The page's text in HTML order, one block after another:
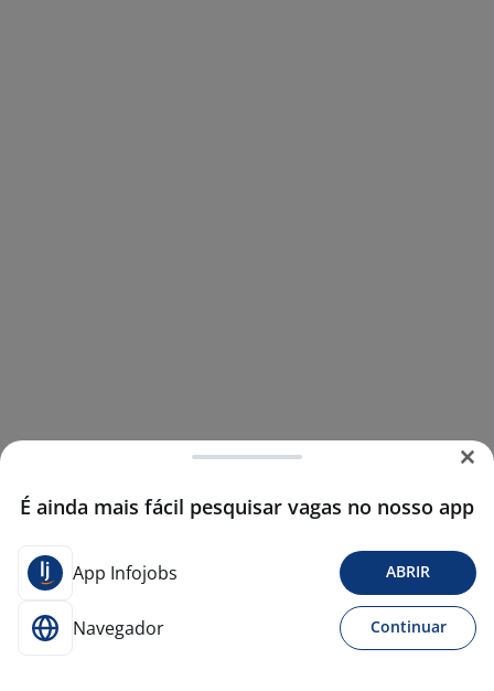
É ainda mais fácil pesquisar vagas no nosso app
App Infojobs ABRIR
Navegador Continuar